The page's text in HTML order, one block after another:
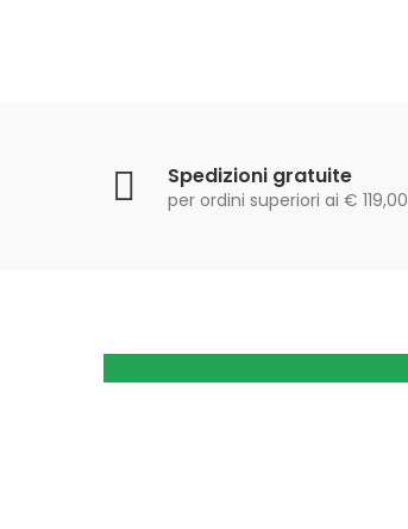
Spedizioni gratuite
per ordini superiori ai € 119,00